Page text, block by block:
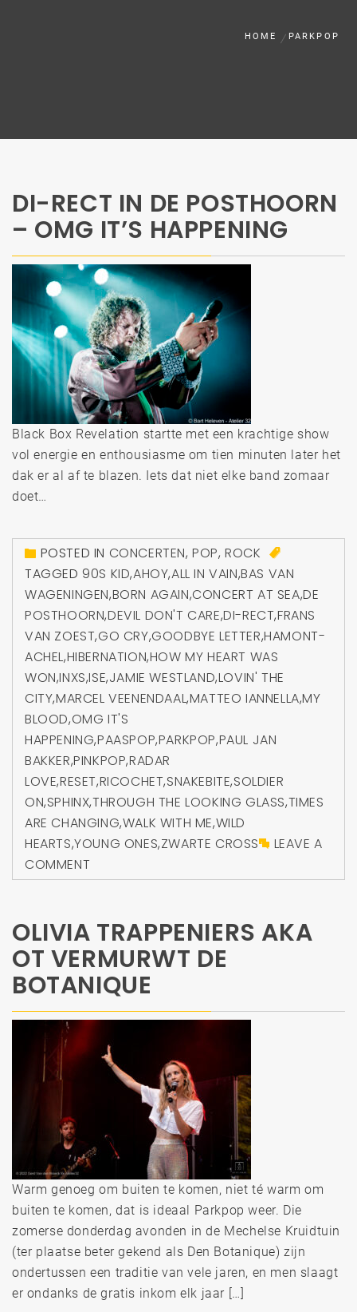
HOME PARKPOP
DI-RECT IN DE POSTHOORN
– OMG IT’S HAPPENING
Black Box Revelation startte met een krachtige show
vol energie en enthousiasme om tien minuten later het
dak er al af te blazen. Iets dat niet elke band zomaar
doet…
POSTED IN CONCERTEN,POP,ROCK
TAGGED 90S KID,AHOY,ALL IN VAIN,BAS VAN
WAGENINGEN,BORN AGAIN,CONCERT AT SEA,DE
POSTHOORN,DEVIL DON'T CARE,DI-RECT,FRANS
VAN ZOEST,GO CRY,GOODBYE LETTER,HAMONT-
ACHEL,HIBERNATION,HOW MY HEART WAS
WON,INXS,ISE,JAMIE WESTLAND,LOVIN' THE
CITY,MARCEL VEENENDAAL,MATTEO IANNELLA,MY
BLOOD,OMG IT'S
HAPPENING,PAASPOP,PARKPOP,PAUL JAN
BAKKER,PINKPOP,RADAR
LOVE,RESET,RICOCHET,SNAKEBITE,SOLDIER
ON,SPHINX,THROUGH THE LOOKING GLASS,TIMES
ARE CHANGING,WALK WITH ME,WILD
HEARTS,YOUNG ONES,ZWARTE CROSS
LEAVE A
COMMENT
OLIVIA TRAPPENIERS AKA
OT VERMURWT DE
BOTANIQUE
Warm genoeg om buiten te komen, niet té warm om
buiten te komen, dat is ideaal Parkpop weer. Die
zomerse donderdag avonden in de Mechelse Kruidtuin
(ter plaatse beter gekend als Den Botanique) zijn
ondertussen een traditie van vele jaren, en men slaagt
er ondanks de gratis inkom elk jaar […]